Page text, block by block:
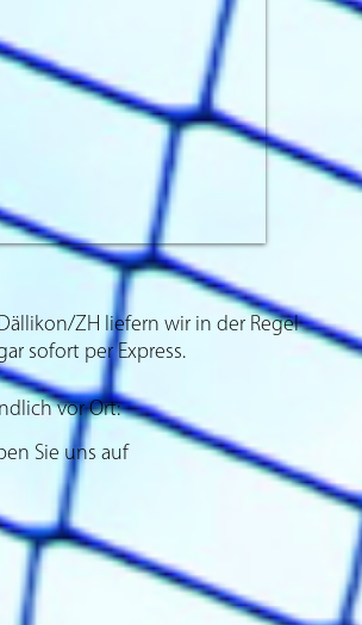
ZH liefern wir in der Regel
sofort per Express.
vor Ort:
Sie uns auf